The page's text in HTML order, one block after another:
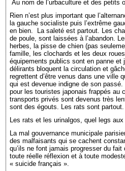
Au nom de l’urbaculture et des petits
Rien n’est plus important que
la gauche socialiste puis l’extrême
en bien. La saleté est partout. Les
de poule, sont laissées à l’abandon.
herbes, la pisse de chien (pas
famille, les clochards et les deux
équipements publics sont en panne
délirants bloquent la circulation et
regrettent d’être venus dans une ville
qui est devenue indigne de son
pour les touristes japonais frappés au
transports privés sont devenus très
sont des égouts. Les rats sont partout.
Les rats et les urinalgos, quel legs
La mal gouvernance municipale
des malfaisants qui se cachent
qu’ils ne font jamais progresser du
toute réelle réflexion et à toute
« suicide français ».